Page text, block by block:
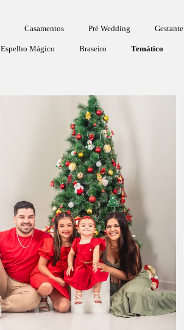
Casamentos Pré Wedding Gestante
Espelho Mágico Braseiro Temático